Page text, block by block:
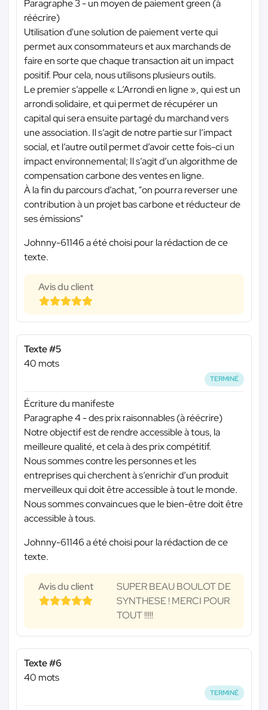
Paragraphe 3 - un moyen de paiement green (à
réécrire)
Utilisation d'une solution de paiement verte qui
permet aux consommateurs et aux marchands de
faire en sorte que chaque transaction ait un impact
positif. Pour cela, nous utilisons plusieurs outils.
Le premier s’appelle « L’Arrondi en ligne », qui est un
arrondi solidaire, et qui permet de récupérer un
capital qui sera ensuite partagé du marchand vers
une association. Il s’agit de notre partie sur l’impact
social, et l’autre outil permet d’avoir cette fois-ci un
impact environnemental; Il s’agit d’un algorithme de
compensation carbone des ventes en ligne.
À la fin du parcours d’achat, "on pourra reverser une
contribution à un projet bas carbone et réducteur de
ses émissions"
Johnny-61146 a été choisi pour la rédaction de ce
texte.
Avis du client
Texte #5
40 mots
TERMINÉ
Écriture du manifeste
Paragraphe 4 - des prix raisonnables (à réécrire)
Notre objectif est de rendre accessible à tous, la
meilleure qualité, et cela à des prix compétitif.
Nous sommes contre les personnes et les
entreprises qui cherchent à s’enrichir d’un produit
merveilleux qui doit être accessible à tout le monde.
Nous sommes convaincues que le bien-être doit être
accessible à tous.
Johnny-61146 a été choisi pour la rédaction de ce
texte.
Avis du client
SUPER BEAU BOULOT DE
SYNTHESE ! MERCI POUR
TOUT !!!!!
Texte #6
40 mots
TERMINÉ